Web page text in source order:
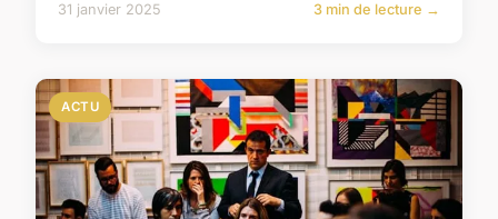
31 janvier 2025 3 min de lecture →
ACTU